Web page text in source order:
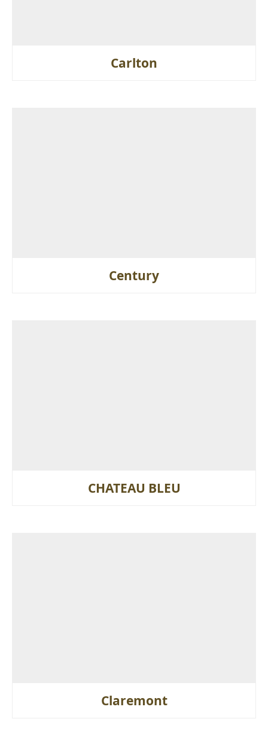
Carlton
Century
CHATEAU BLEU
Claremont